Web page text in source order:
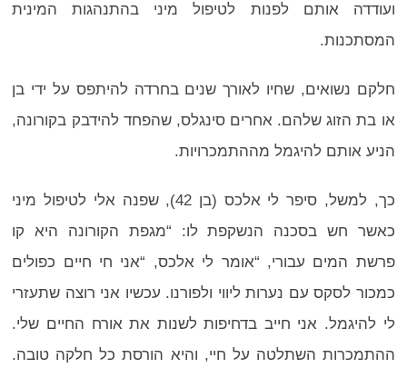
ועודדה אותם לפנות לטיפול מיני בהתנהגות המינית
המסתכנות.
חלקם נשואים, שחיו לאורך שנים בחרדה להיתפס על ידי בן
או בת הזוג שלהם. אחרים סינגלס, שהפחד להידבק בקורונה,
הניע אותם להיגמל מההתמכרויות.
כך, למשל, סיפר לי אלכס (בן 42), שפנה אלי לטיפול מיני
כאשר חש בסכנה הנשקפת לו: “מגפת הקורונה היא קו
פרשת המים עבורי, “אומר לי אלכס, “אני חי חיים כפולים
כמכור לסקס עם נערות ליווי ולפורנו. עכשיו אני רוצה שתעזרי
לי להיגמל. אני חייב בדחיפות לשנות את אורח החיים שלי.
ההתמכרות השתלטה על חיי, והיא הורסת כל חלקה טובה.